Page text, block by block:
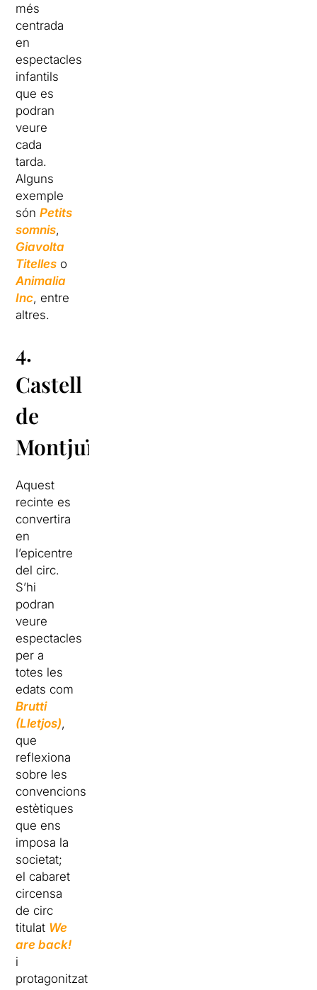
més
centrada
en
espectacles
infantils
que es
podran
veure
cada
tarda.
Alguns
exemple
sónPetits
somnis,
Giavolta
Titelles o
Animalia
Inc, entre
altres.
4.
Castell
de
Montjuïc
Aquest
recinte es
convertira
en
l’epicentre
del circ.
S’hi
podran
veure
espectacles
per a
totes les
edats com
Brutti
(Lletjos),
que
reflexiona
sobre les
convencions
estètiques
que ens
imposa la
societat;
el cabaret
circensa
de circ
titulat We
are back!
i
protagonitzat